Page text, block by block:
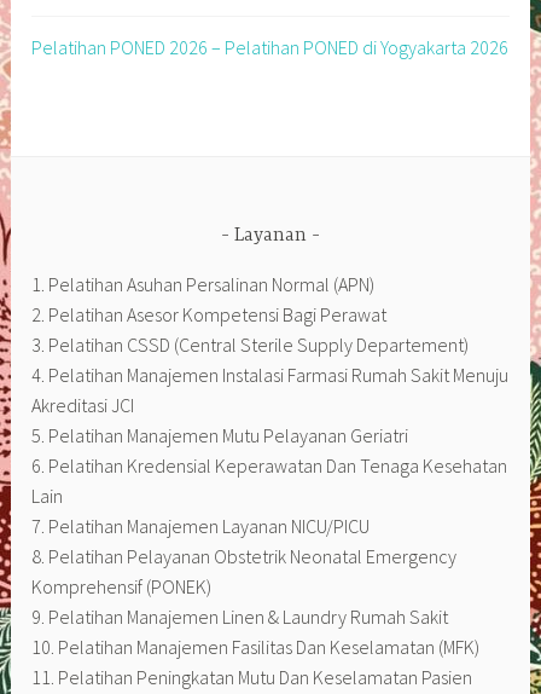
Pelatihan PONED 2026 – Pelatihan PONED di Yogyakarta 2026
Layanan
1. Pelatihan Asuhan Persalinan Normal (APN)
2. Pelatihan Asesor Kompetensi Bagi Perawat
3. Pelatihan CSSD (Central Sterile Supply Departement)
4. Pelatihan Manajemen Instalasi Farmasi Rumah Sakit Menuju
Akreditasi JCI
5. Pelatihan Manajemen Mutu Pelayanan Geriatri
6. Pelatihan Kredensial Keperawatan Dan Tenaga Kesehatan
Lain
7. Pelatihan Manajemen Layanan NICU/PICU
8. Pelatihan Pelayanan Obstetrik Neonatal Emergency
Komprehensif (PONEK)
9. Pelatihan Manajemen Linen & Laundry Rumah Sakit
10. Pelatihan Manajemen Fasilitas Dan Keselamatan (MFK)
11. Pelatihan Peningkatan Mutu Dan Keselamatan Pasien